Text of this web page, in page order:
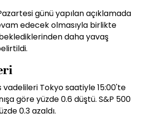
günü yapılan açıklamada
edecek olmasıyla birlikte
daha yavaş
vadelileri Tokyo saatiyle 15:00'te
göre yüzde 0.6 düştü. S&P 500
0.3 azaldı.